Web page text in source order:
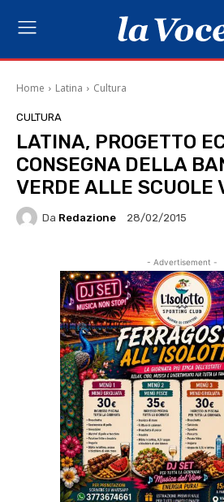
Home Latina Cultura
CULTURA
LATINA, PROGETTO
CONSEGNA DELLA
VERDE ALLE SCUOLE
Da Redazione 28/02/2015
- Advertisement -